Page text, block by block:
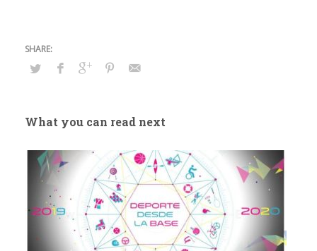
What you can read next